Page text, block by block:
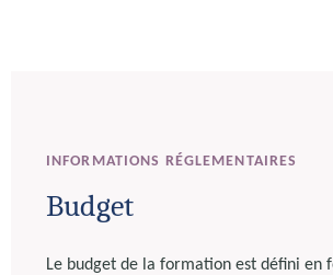
INFORMATIONS RÉGLEMENTAIRES
Budget
Le budget de la formation est défini en